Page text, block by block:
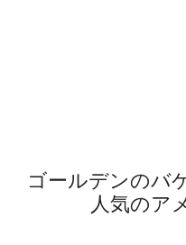
ゴールデンのバ
人気のア